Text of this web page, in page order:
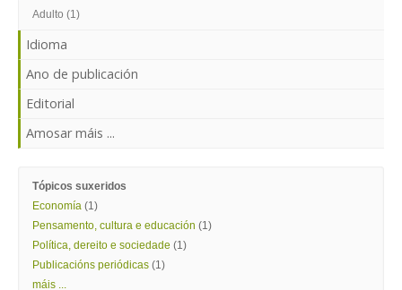
Adulto (1)
Idioma
Ano de publicación
Editorial
Amosar máis ...
Tópicos suxeridos
Economía (1)
Pensamento, cultura e educación (1)
Política, dereito e sociedade (1)
Publicacións periódicas (1)
máis ...